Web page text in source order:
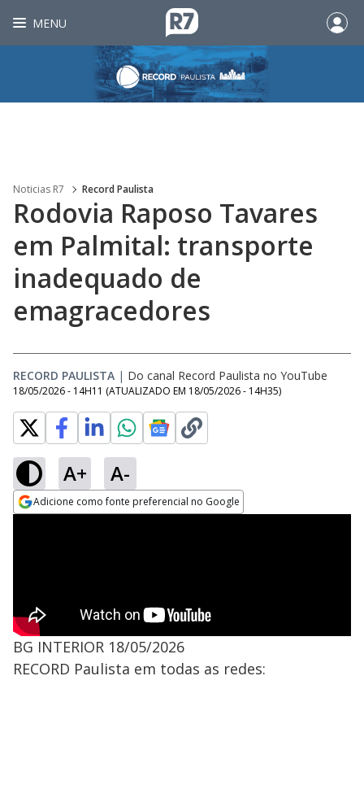
MENU
Noticias R7 Record Paulista
Rodovia Raposo Tavares
em Palmital: transporte
inadequado de
emagracedores
RECORD PAULISTA | Do canal Record Paulista no YouTube
18/05/2026 - 14H11 (ATUALIZADO EM 18/05/2026 - 14H35)
A+ A-
Adicione como fonte preferencial no Google
BG INTERIOR 18/05/2026
RECORD Paulista em todas as redes: